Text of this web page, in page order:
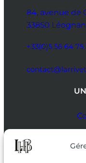
84, avenue de
33850 Léognan
+33(0)5 56 64 75
SUIVEZ-NOUS
SUR LES